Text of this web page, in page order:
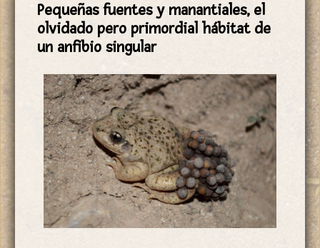
Pequeñas fuentes y manantiales, el
olvidado pero primordial hábitat de
un anfibio singular